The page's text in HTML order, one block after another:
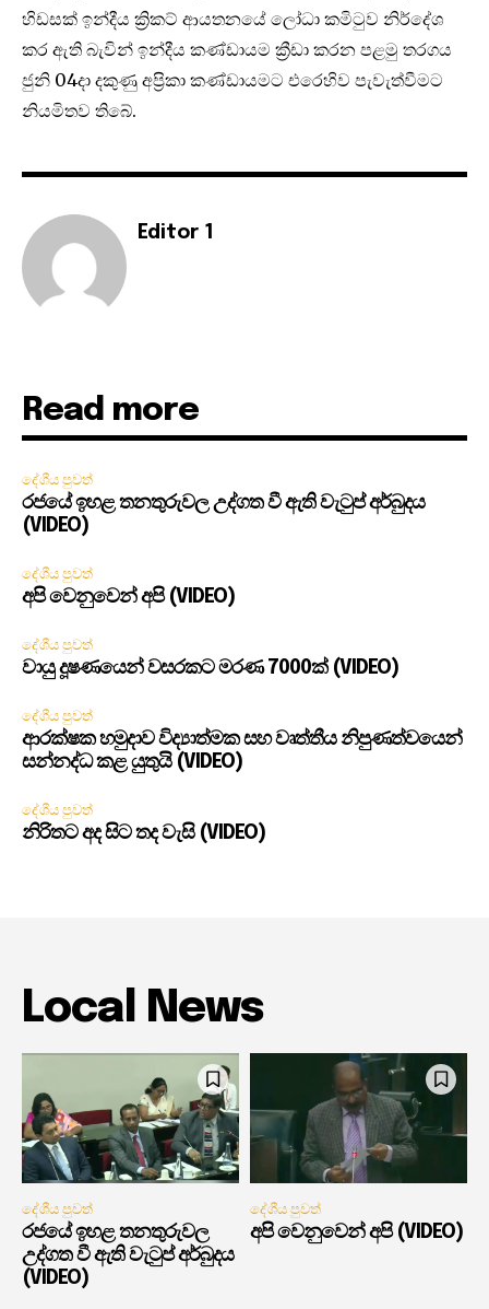
හිඩසක් ඉන්දීය ක්‍රිකට් ආයතනයේ ලෝධා කමිටුව නිර්දේශ
කර ඇති බැවින් ඉන්දීය කණ්ඩායම ක්‍රීඩා කරන පළමු තරගය
ජුනි 04දා දකුණු අප්‍රිකා කණ්ඩායමට එරෙහිව පැවැත්වීමට
නියමිතව තිබේ.
Editor 1
Read more
දේශීය පුවත්
රජයේ ඉහළ තනතුරුවල උද්ගත වී ඇති වැටුප් අර්බුදය
(VIDEO)
දේශීය පුවත්
අපි වෙනුවෙන් අපි (VIDEO)
දේශීය පුවත්
වායු දූෂණයෙන් වසරකට මරණ 7000ක් (VIDEO)
දේශීය පුවත්
ආරක්ෂක හමුදාව විද්‍යාත්මක සහ වෘත්තීය නිපුණත්වයෙන්
සන්නද්ධ කළ යුතුයි (VIDEO)
දේශීය පුවත්
නිරිතට අද සිට තද වැසි (VIDEO)
Local News
දේශීය පුවත්
රජයේ ඉහළ තනතුරුවල
උද්ගත වී ඇති වැටුප් අර්බුදය
(VIDEO)
දේශීය පුවත්
අපි වෙනුවෙන් අපි (VIDEO)